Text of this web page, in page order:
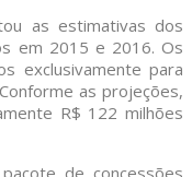
as estimativas dos
em 2015 e 2016. Os
exclusivamente para
as projeções,
R$ 122 milhões